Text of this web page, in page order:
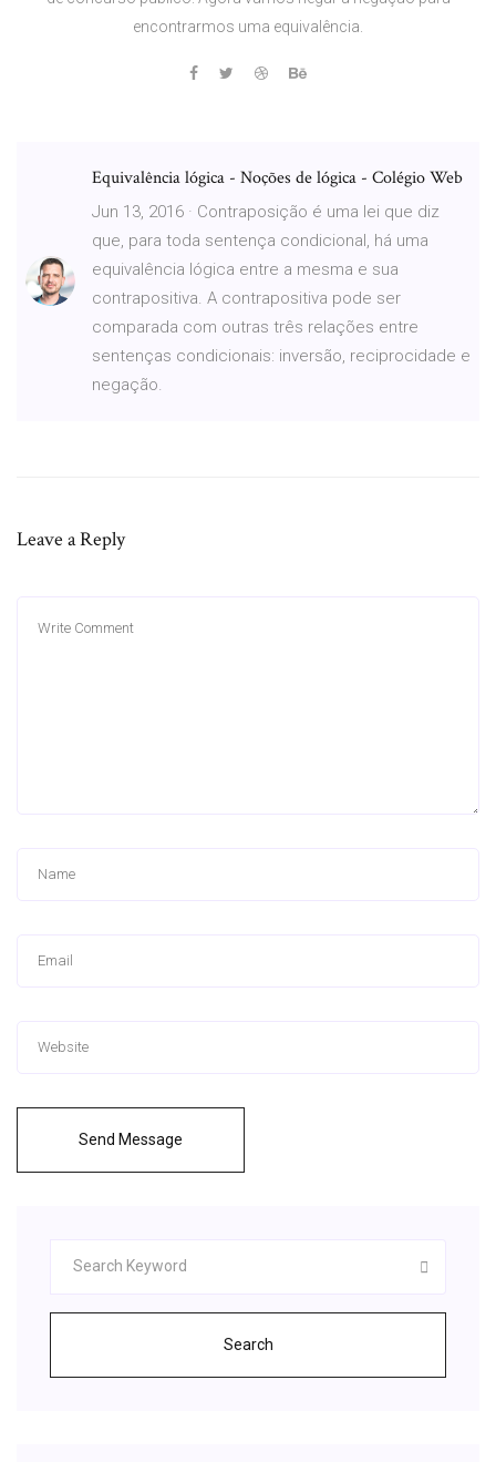
encontrarmos uma equivalência.
Equivalência lógica - Noções de lógica - Colégio Web
Jun 13, 2016 · Contraposição é uma lei que diz
que, para toda sentença condicional, há uma
equivalência lógica entre a mesma e sua
contrapositiva. A contrapositiva pode ser
comparada com outras três relações entre
sentenças condicionais: inversão, reciprocidade e
negação.
Leave a Reply
Send Message
Search